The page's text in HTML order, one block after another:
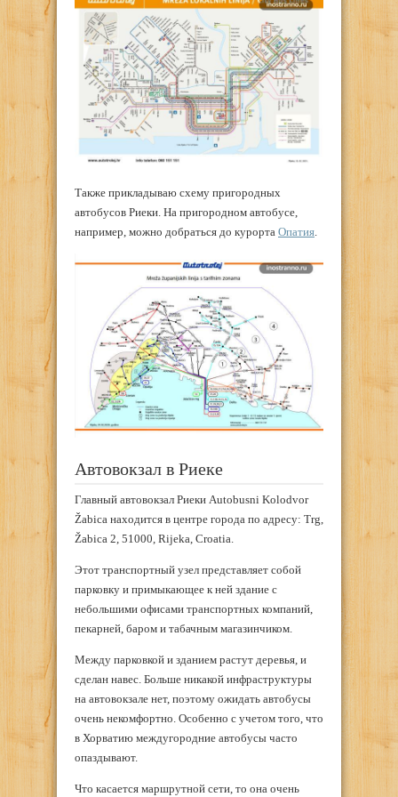
Также прикладываю схему пригородных
автобусов Риеки. На пригородном автобусе,
например, можно добраться до курорта Опатия.
Автовокзал в Риеке
Главный автовокзал Риеки Autobusni Kolodvor
Žabica находится в центре города по адресу: Trg,
Žabica 2, 51000, Rijeka, Croatia.
Этот транспортный узел представляет собой
парковку и примыкающее к ней здание с
небольшими офисами транспортных компаний,
пекарней, баром и табачным магазинчиком.
Между парковкой и зданием растут деревья, и
сделан навес. Больше никакой инфраструктуры
на автовокзале нет, поэтому ожидать автобусы
очень некомфортно. Особенно с учетом того, что
в Хорватию междугородние автобусы часто
опаздывают.
Что касается маршрутной сети, то она очень